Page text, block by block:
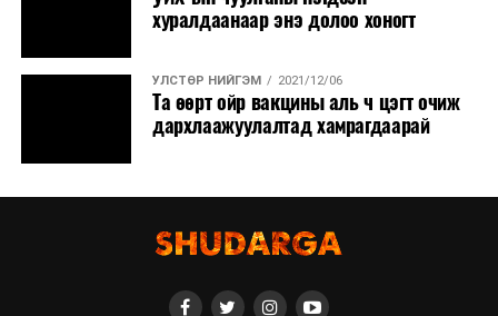
хуралдаанаар энэ долоо хоногт
УЛСТӨР НИЙГЭМ 2021/12/06
Та өөрт ойр вакцины аль ч цэгт очиж
дархлаажуулалтад хамрагдаарай